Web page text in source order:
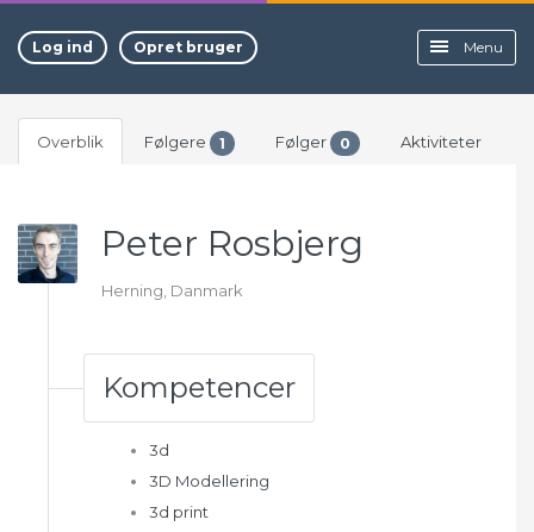
Log ind Opret bruger Menu
Overblik Følgere 1 Følger 0 Aktiviteter
Peter Rosbjerg
Herning, Danmark
Kompetencer
3d
3D Modellering
3d print